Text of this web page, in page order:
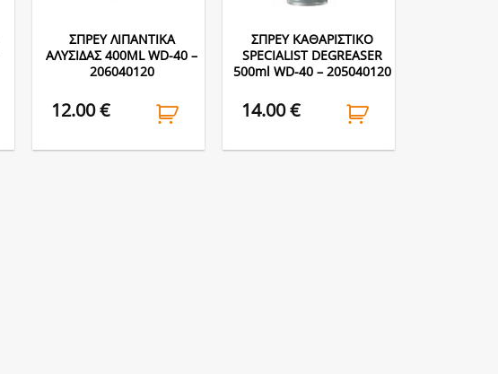
ΣΠΡΕΥ ΛΙΠΑΝΤΙΚΑ
ΑΛΥΣΙΔΑΣ 400ML WD-40 –
206040120
12.00€
ΣΠΡΕΥ ΚΑΘΑΡΙΣΤΙΚΟ
SPECIALIST DEGREASER
500ml WD-40 – 205040120
14.00€